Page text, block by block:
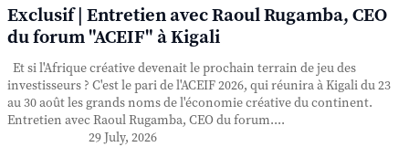
Exclusif | Entretien avec Raoul Rugamba, CEO
du forum "ACEIF" à Kigali
Et si l'Afrique créative devenait le prochain terrain de jeu des
investisseurs ? C'est le pari de l'ACEIF 2026, qui réunira à Kigali du 23
au 30 août les grands noms de l'économie créative du continent.
Entretien avec Raoul Rugamba, CEO du forum....
29 July, 2026